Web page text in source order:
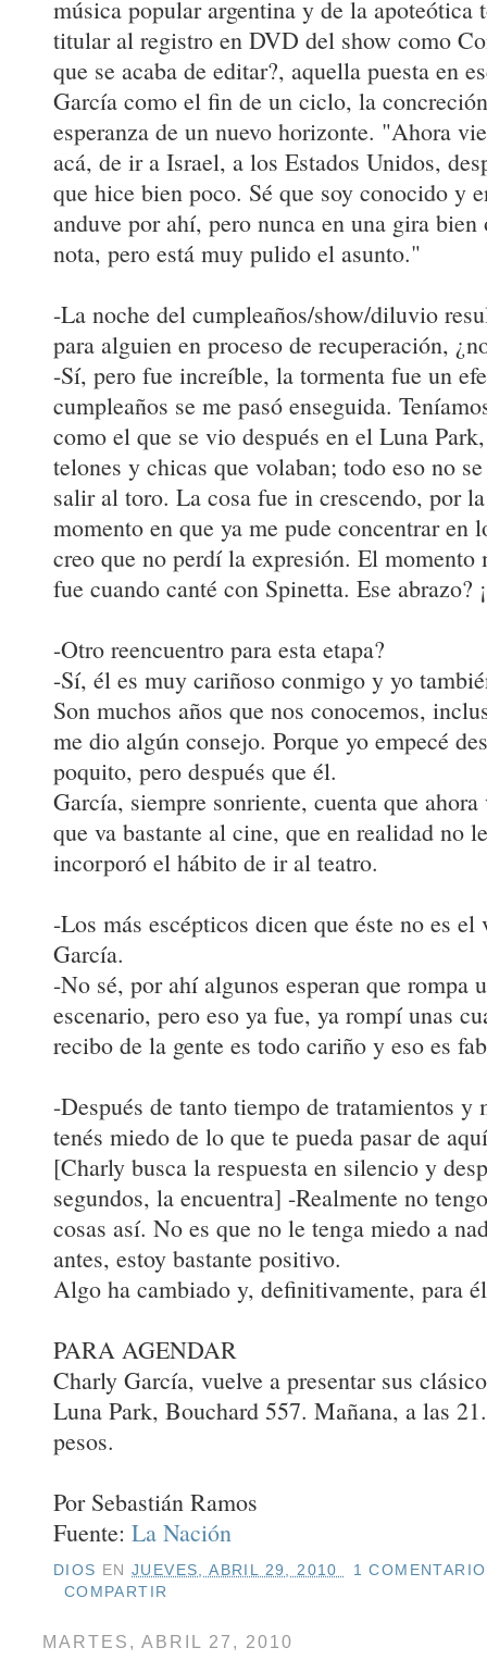
música popular argentina y de la apoteótica
titular al registro en DVD del show como
que se acaba de editar?, aquella puesta en
García como el fin de un ciclo, la
esperanza de un nuevo horizonte. "Ahora
acá, de ir a Israel, a los Estados Unidos,
que hice bien poco. Sé que soy conocido y
anduve por ahí, pero nunca en una gira
nota, pero está muy pulido el asunto."
-La noche del cumpleaños/show/diluvio
para alguien en proceso de recuperación,
-Sí, pero fue increíble, la tormenta fue un
cumpleaños se me pasó enseguida.
como el que se vio después en el Luna
telones y chicas que volaban; todo eso no
salir al toro. La cosa fue in crescendo, por
momento en que ya me pude concentrar en
creo que no perdí la expresión. El
fue cuando canté con Spinetta. Ese abrazo?
-Otro reencuentro para esta etapa?
-Sí, él es muy cariñoso conmigo y yo
Son muchos años que nos conocemos,
me dio algún consejo. Porque yo empecé
poquito, pero después que él.
García, siempre sonriente, cuenta que
que va bastante al cine, que en realidad no
incorporó el hábito de ir al teatro.
-Los más escépticos dicen que éste no es el
García.
-No sé, por ahí algunos esperan que rompa
escenario, pero eso ya fue, ya rompí unas
recibo de la gente es todo cariño y eso es
-Después de tanto tiempo de tratamientos y
tenés miedo de lo que te pueda pasar de
[Charly busca la respuesta en silencio y
segundos, la encuentra] -Realmente no
cosas así. No es que no le tenga miedo a
antes, estoy bastante positivo.
Algo ha cambiado y, definitivamente, para
PARA AGENDAR
Charly García, vuelve a presentar sus
Luna Park, Bouchard 557. Mañana, a las
pesos.
Por Sebastián Ramos
Fuente: La Nación
DIOS EN JUEVES, ABRIL 29, 2010
1
COMPARTIR
MARTES, ABRIL 27, 2010